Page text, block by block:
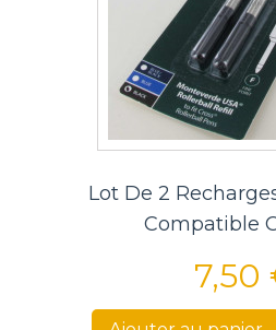
Lot De 2
Compatible
7,50